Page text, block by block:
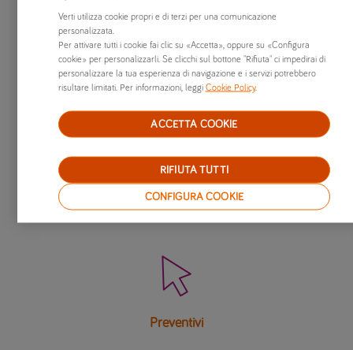
Vuoi sapere di più sulla compagnia assicurativa Verti? Leggi
dicono di noi: non solo clienti, ma anche testate
giornalistiche ed enti europei hanno espresso le loro
opinioni e recensioni.
Visita le altre pagine relative all’assicurazione
furgone

Preventivi
Verti utilizza cookie propri e di terzi per una comunicazione
personalizzata.
Per attivare tutti i cookie fai clic su «Accetta», oppure su «Configura
cookie» per personalizzarli. Se clicchi sul bottone "Rifiuta" ci impedirai di
personalizzare la tua esperienza di navigazione e i servizi potrebbero
risultare limitati. Per informazioni, leggi Cookie Policy.
CONFIGURA COOKIE
RIFIUTA TUTTI
ACCETTA COOKIE